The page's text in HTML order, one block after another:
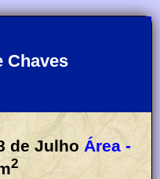
Chaves
de Julho Área -
2